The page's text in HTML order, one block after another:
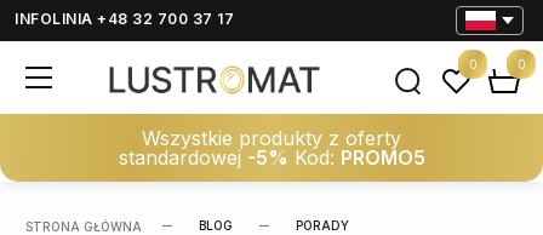
INFOLINIA +48 32 700 37 17
Wszystkie produkty z oferty
standardowej -5% Kod: PROMO5
0 0
STRONA GŁÓWNA BLOG PORADY